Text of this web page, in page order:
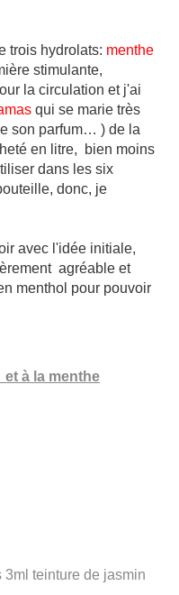
trois hydrolats: menthe
stimulante,
la circulation et j'ai
qui se marie très
son parfum… ) de la
en litre, bien moins
dans les six
donc, je
avec l'idée initiale,
agréable et
menthol pour pouvoir
à la menthe
teinture de jasmin